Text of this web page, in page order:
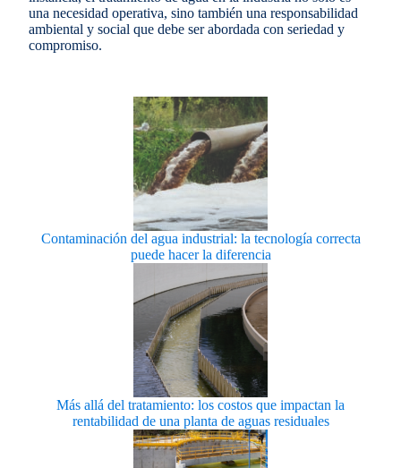
una necesidad operativa, sino también una responsabilidad
ambiental y social que debe ser abordada con seriedad y
compromiso.
Contaminación del agua industrial: la tecnología correcta
puede hacer la diferencia
Más allá del tratamiento: los costos que impactan la
rentabilidad de una planta de aguas residuales